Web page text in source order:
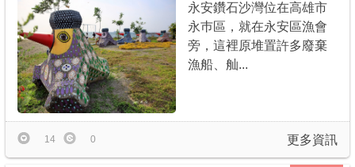
永安鑽石沙灣位在高雄市
永巿區，就在永安區漁會
旁，這裡原堆置許多廢棄
漁船、舢...
更多資訊
14 0